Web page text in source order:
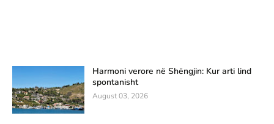
Harmoni verore në Shëngjin: Kur arti lind
spontanisht
August 03, 2026